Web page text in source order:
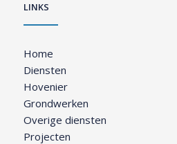
LINKS
Home
Diensten
Hovenier
Grondwerken
Overige diensten
Projecten